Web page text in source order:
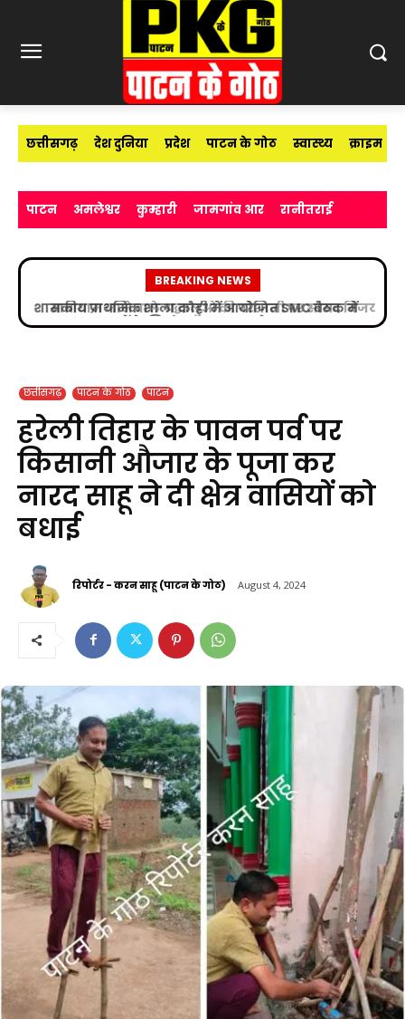
छत्तीसगढ़ देश दुनिया प्रदेश पाटन के गोठ स्वास्थ्य क्राइम
पाटन अमलेश्वर कुम्हारी जामगांव आर रानीतराई
BREAKING NEWS
बाबाधाम जाने वाले श्रद्धालुओं की परेशानी पर सांसद विजय
बघेल का बड़ा कदम
छत्तीसगढ़ पाटन के गोठ पाटन
हरेली तिहार के पावन पर्व पर
किसानी औजार के पूजा कर
नारद साहू ने दी क्षेत्र वासियों को
बधाई
रिपोर्टर - करन साहू (पाटन के गोठ) August 4, 2024